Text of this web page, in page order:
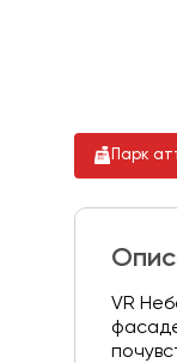
Парк
VR